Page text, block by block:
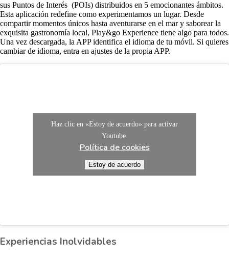
sus Puntos de Interés (POIs) distribuidos en 5 emocionantes ámbitos.
Esta aplicación redefine como experimentamos un lugar. Desde
compartir momentos únicos hasta aventurarse en el mar y saborear la
exquisita gastronomía local, Play&go Experience tiene algo para todos.
Una vez descargada, la APP identifica el idioma de tu móvil. Si quieres
cambiar de idioma, entra en ajustes de la propia APP.
Haz clic en «Estoy de acuerdo» para activar
Youtube
Política de cookies
Estoy de acuerdo
Experiencias Inolvidables